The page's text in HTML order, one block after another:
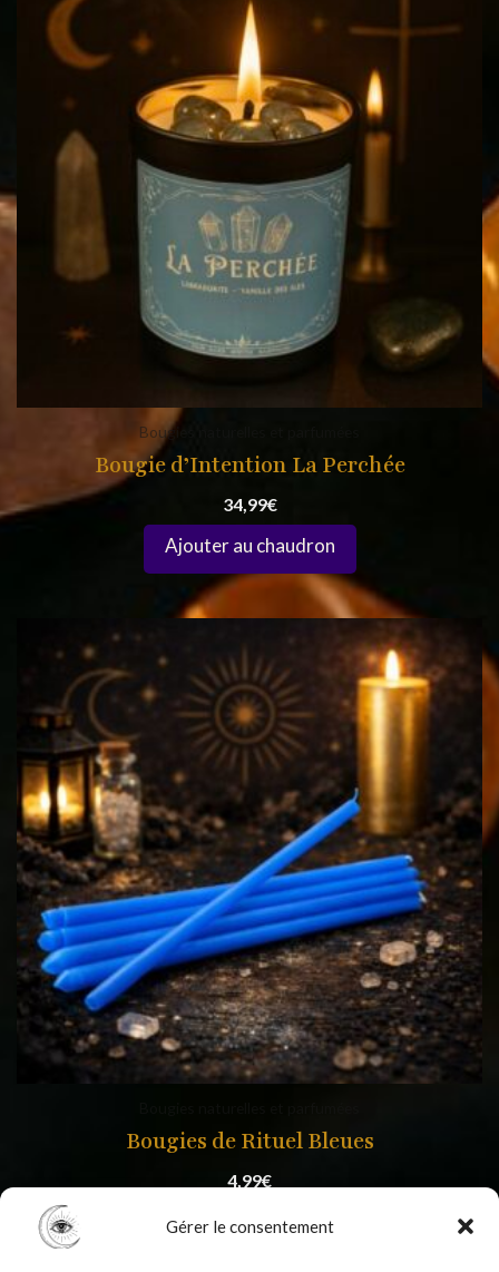
Gérer le consentement
Bougies naturelles et parfumées
Bougie d’Intention La Perchée
34,99€
Bougies de Rituel Bleues
4,99€